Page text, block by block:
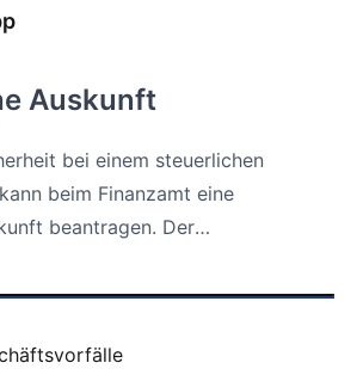
Auskunft
bei einem steuerlichen
beim Finanzamt eine
beantragen. Der